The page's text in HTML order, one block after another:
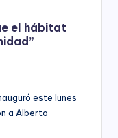
el hábitat
este lunes
a Alberto